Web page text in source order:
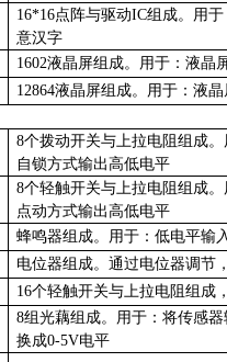
16*16点阵与驱动IC组成。用
意汉字
1602液晶屏组成。用于：液晶
12864液晶屏组成。用于：液
8个拨动开关与上拉电阻组成
自锁方式输出高低电平
8个轻触开关与上拉电阻组成
点动方式输出高低电平
蜂鸣器组成。用于：低电平输
电位器组成。通过电位器调节
16个轻触开关与上拉电阻组成
8组光藕组成。用于：将传感
换成0-5V电平